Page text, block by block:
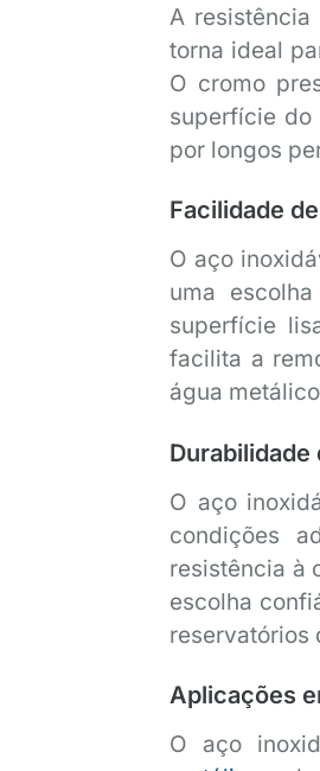
A
torna ideal
O cromo
superfície do
por longos
Facilidade
O aço
uma
superfície
facilita a
água
O aço
condições
resistência à
escolha
reservatórios
Aplicações
O aço